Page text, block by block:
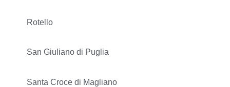
Rotello
San Giuliano di Puglia
Santa Croce di Magliano